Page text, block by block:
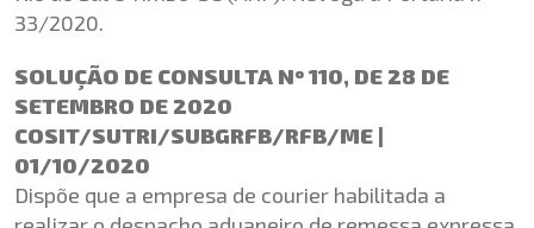
33/2020.
SOLUÇÃO DE CONSULTA Nº 110, DE 28 DE
SETEMBRO DE 2020
COSIT/SUTRI/SUBGRFB/RFB/ME |
01/10/2020
Dispõe que a empresa de courier habilitada a